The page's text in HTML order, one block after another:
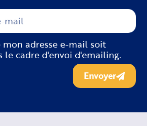
mon adresse e-mail soit
le cadre d'envoi d'emailing.
Envoyer